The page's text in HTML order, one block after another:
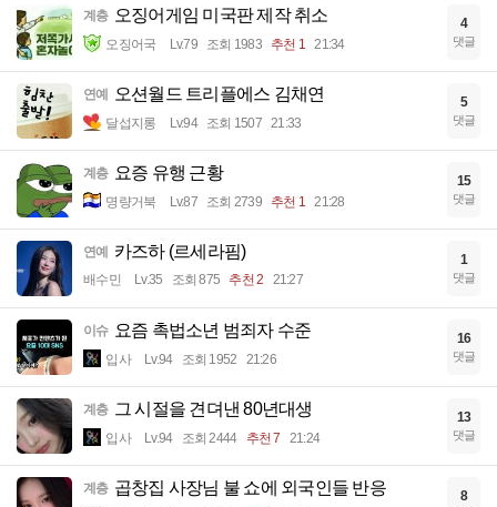
계층 오징어게임 미국판 제작 취소
오징어국 Lv.79 조회 1983 추천 1 21:34
4
댓글
연예 오션월드 트리플에스 김채연
달섭지롱 Lv.94 조회 1507 21:33
5
댓글
계층 요증 유행 근황
명량거북 Lv.87 조회 2739 추천 1 21:28
15
댓글
연예 카즈하 (르세라핌)
배수민 Lv.35 조회 875 추천 2 21:27
1
댓글
이슈 요즘 촉법소년 범죄자 수준
입사 Lv.94 조회 1952 21:26
16
댓글
계층 그 시절을 견뎌낸 80년대생
입사 Lv.94 조회 2444 추천 7 21:24
13
댓글
계층 곱창집 사장님 불 쇼에 외국인들 반응 8